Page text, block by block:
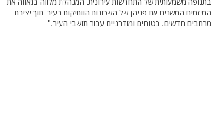
המיזמים המשנים את פניהן של השכונות הוותיקות בעיר, תוך יצירת
מרחבים חדשים, בטוחים ומודרניים עבור תושבי העיר."